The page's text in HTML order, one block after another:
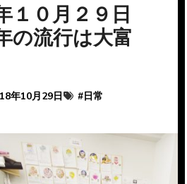
１０月２９日
の流行は大富
年10月29日 #日常